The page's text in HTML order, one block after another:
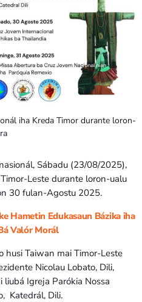
iha Kreda Timor durante loron-
Sábadu (23/08/2025),
Leste durante loron-ualu
30 fulan-Agostu 2025.
Hametin Edukasaun Bázika iha
Valór Morál
husi Taiwan mai Timor-Leste
Nicolau Lobato, Dili,
liubá Igreja Parókia Nossa
Katedrál, Dili.